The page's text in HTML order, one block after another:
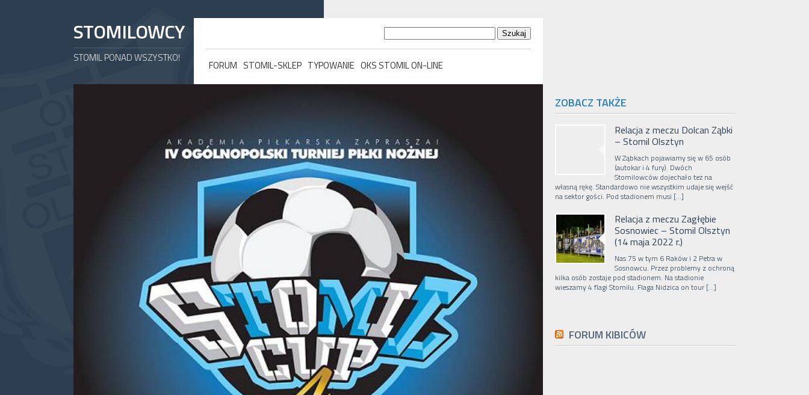
STOMILOWCY
STOMIL PONAD WSZYSTKO!
FORUM STOMIL-SKLEP TYPOWANIE OKS STOMIL ON-LINE
ZOBACZ TAKŻE
Relacja z meczu Dolcan Ząbki
– Stomil Olsztyn
W Ząbkach pojawiamy się w 65 osób
(autokar i 4 fury). Dwóch
Stomilowców dojechało też na
własną rękę. Standardowo nie wszystkim udaje się wejść
na sektor gości. Pod stadionem musi […]
Relacja z meczu Zagłębie
Sosnowiec – Stomil Olsztyn
(14 maja 2022 r.)
Nas 75 w tym 6 Raków i 2 Petra w
Sosnowcu. Przez problemy z ochroną
kilka osób zostaje pod stadionem. Na stadionie
wieszamy 4 flagi Stomilu. Flaga Nidzica on tour […]
FORUM KIBICÓW